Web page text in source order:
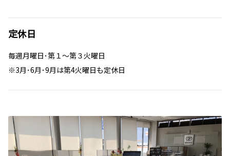
定休日
毎週月曜日･第１～第３火曜日
※3月･6月･9月は第4火曜日も定休日